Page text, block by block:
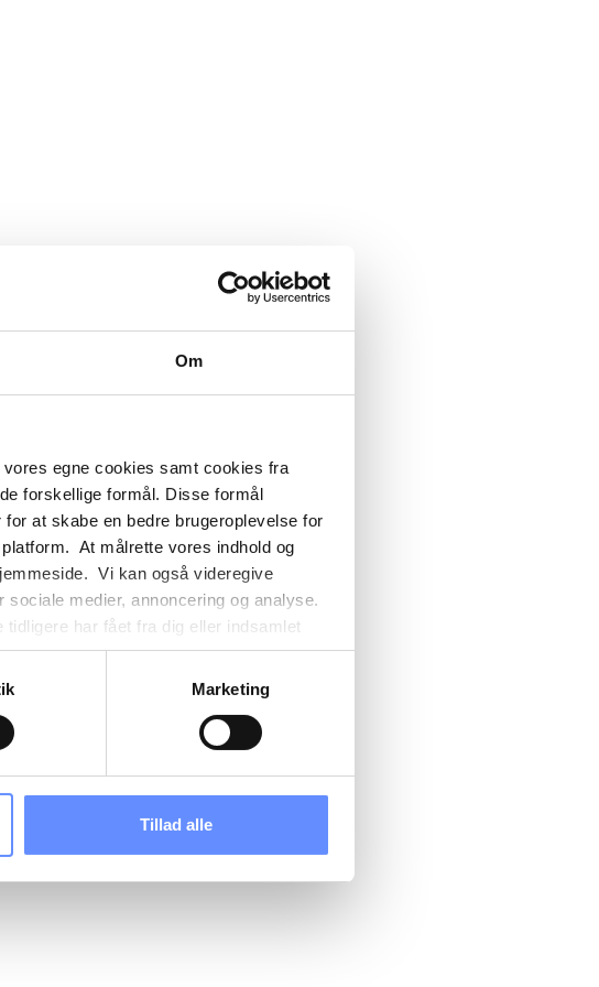
Om
egne cookies samt cookies fra
forskellige formål. Disse formål
at skabe en bedre brugeroplevelse for
At målrette vores indhold og
Vi kan også videregive
medier, annoncering og analyse.
har fået fra dig eller indsamlet
kan være placeret i usikre
med cookies, overordnede
cookies til og dermed behandle
Marketing
Tillad alle